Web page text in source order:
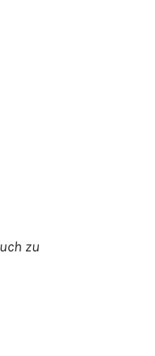
zu